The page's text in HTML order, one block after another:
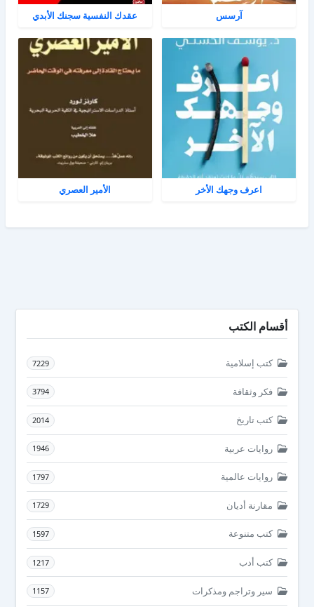
آرسس عقدك النفسية سجنك الأبدي
اعرف وجهك الأخر الأمير العصري
أقسام الكتب
كتب إسلامية 7229
فكر وثقافة 3794
كتب تاريخ 2014
روايات عربية 1946
روايات عالمية 1797
مقارنة أديان 1729
كتب متنوعة 1597
كتب أدب 1217
سير وتراجم ومذكرات 1157